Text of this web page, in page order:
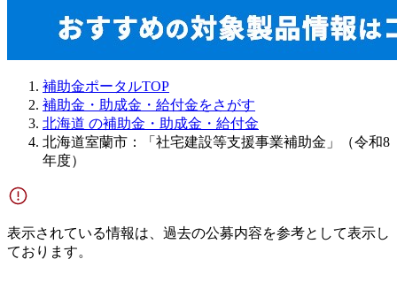
補助金ポータルTOP
補助金・助成金・給付金をさがす
北海道 の補助金・助成金・給付金
北海道室蘭市：「社宅建設等支援事業補助金」（令和8
年度）
表示されている情報は、過去の公募内容を参考として表示し
ております。